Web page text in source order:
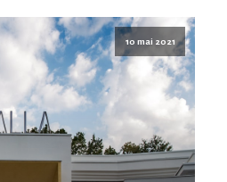
10 mai 2021